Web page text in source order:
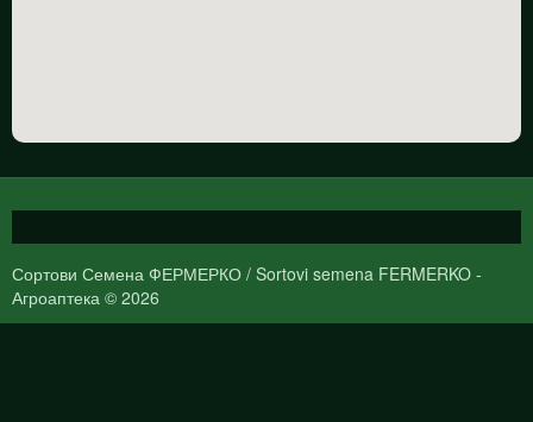
Сортови Семена ФЕРМЕРКО / Sortovi semena FERMERKO -
Агроаптека © 2026